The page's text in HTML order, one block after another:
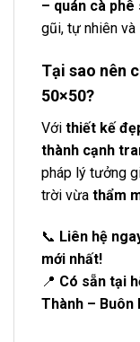
– quán cà phê
gũi, tự nhiên và
Tại sao nên
50×50?
Với thiết kế
thành cạnh
pháp lý tưởng
trời vừa thẩm
📞 Liên hệ
mới nhất!
📍 Có sẵn tại
Thành – Buôn